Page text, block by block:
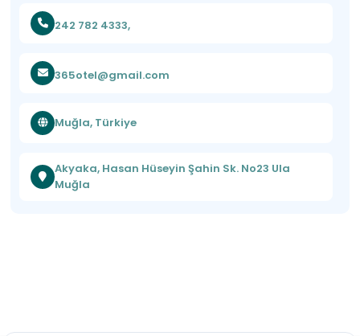
242 782 4333,
365otel@gmail.com
Muğla, Türkiye
Akyaka, Hasan Hüseyin Şahin Sk. No23 Ula
Muğla